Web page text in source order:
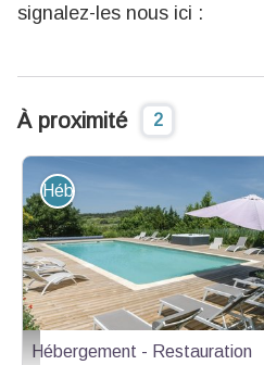
signalez-les nous ici :
À proximité 2
La piscine avec Jacuzzi - M Koch Olivier
Hébergement - Restauration
Hébergement - Restauration